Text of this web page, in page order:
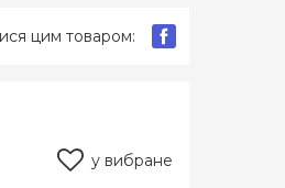
цим товаром:
у вибране